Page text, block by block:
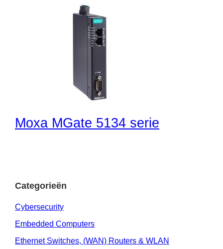
Moxa MGate 5134 serie
Categorieën
Cybersecurity
Embedded Computers
Ethernet Switches, (WAN) Routers & WLAN